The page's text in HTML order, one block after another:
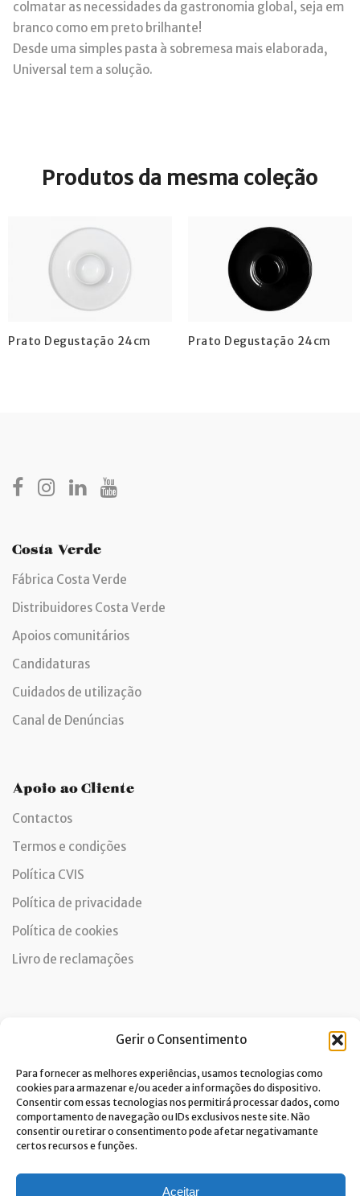
Gerir o Consentimento
Para fornecer as melhores experiências, usamos tecnologias como
cookies para armazenar e/ou aceder a informações do dispositivo.
Consentir com essas tecnologias nos permitirá processar dados, como
comportamento de navegação ou IDs exclusivos neste site. Não
consentir ou retirar o consentimento pode afetar negativamante
certos recursos e funções.
Aceitar
colmatar as necessidades da gastronomia global, seja em
branco como em preto brilhante!
Desde uma simples pasta à sobremesa mais elaborada,
Universal tem a solução.
Produtos da mesma coleção
Prato Degustação 24cm Prato Degustação 24cm
Costa Verde
Fábrica Costa Verde
Distribuidores Costa Verde
Apoios comunitários
Candidaturas
Cuidados de utilização
Canal de Denúncias
Apoio ao Cliente
Contactos
Termos e condições
Política CVIS
Política de privacidade
Política de cookies
Livro de reclamações
Dou consentimento ao tratamento de dados e aceito a
política de privacidade.*
A Costa Verde está comprometida com a implementação do RGPD. Para